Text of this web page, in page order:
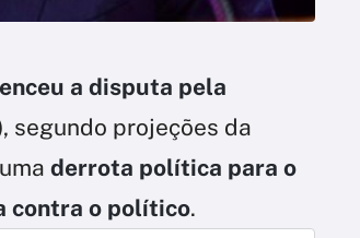
a disputa pela
segundo projeções da
derrota política para o
contra o político.